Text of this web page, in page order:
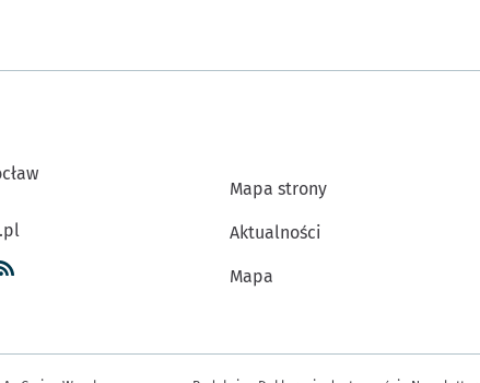
Mapa strony
Aktualności
Mapa
Inne informacje